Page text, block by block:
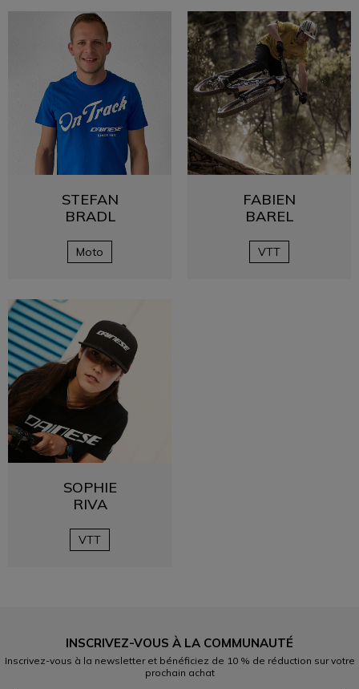
STEFAN
BRADL
Moto
FABIEN
BAREL
VTT
SOPHIE
RIVA
VTT
INSCRIVEZ-VOUS À LA COMMUNAUTÉ
Inscrivez-vous à la newsletter et bénéficiez de 10 % de réduction sur votre
prochain achat